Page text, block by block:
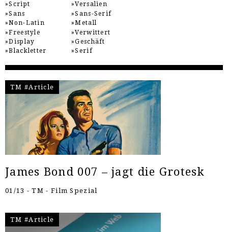
Script
Sans
Non-Latin
Freestyle
Display
Blackletter
Versalien
Sans-Serif
Metall
Verwittert
Geschäft
Serif
TM #Article
James Bond 007 – jagt die Grotesk
01/13 - TM - Film Spezial
TM #Article